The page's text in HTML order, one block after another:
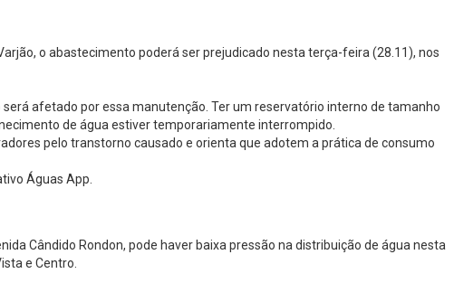
o abastecimento poderá ser prejudicado nesta terça-feira (28.11), nos
afetado por essa manutenção. Ter um reservatório interno de tamanho
de água estiver temporariamente interrompido.
pelo transtorno causado e orienta que adotem a prática de consumo
Águas App.
Cândido Rondon, pode haver baixa pressão na distribuição de água nesta
e Centro.